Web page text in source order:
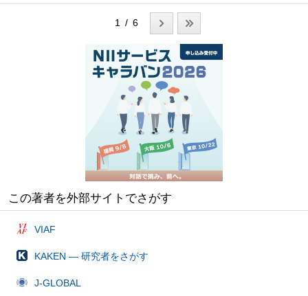
1 / 6
この著者を外部サイトでさがす
VIAF
KAKEN — 研究者をさがす
J-GLOBAL